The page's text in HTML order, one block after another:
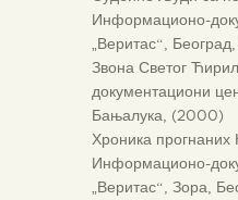
Информационо-
„Веритас“,
Звона Светог
документациони
Бањалука, (2000)
Хроника прогнаних
Информационо-
„Веритас“, Зора,